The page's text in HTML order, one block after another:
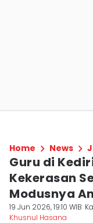
Home News
Guru di
Kekerasan
Modusnya
19 Jun 2026, 19:10 WIB
Khusnul Hasana